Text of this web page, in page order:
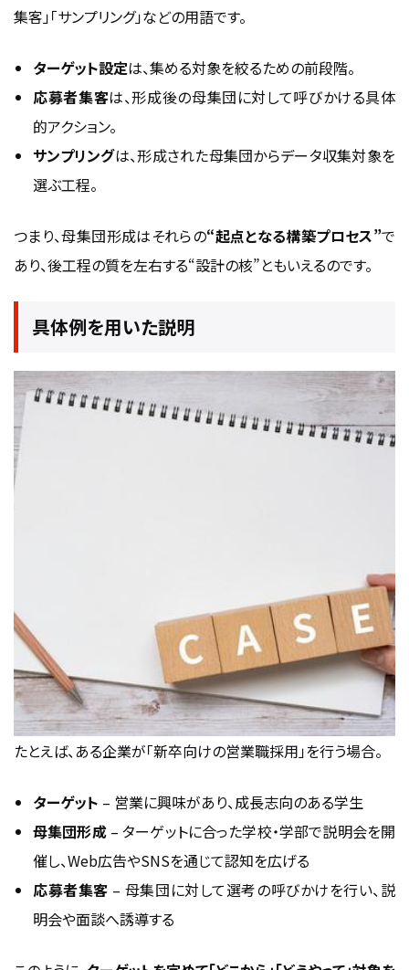
集客」「サンプリング」などの用語です。
ターゲット設定は、集める対象を絞るための前段階。
応募者集客は、形成後の母集団に対して呼びかける具体
的アクション。
サンプリングは、形成された母集団からデータ収集対象を
選ぶ工程。
つまり、母集団形成はそれらの“起点となる構築プロセス”で
あり、後工程の質を左右する“設計の核”ともいえるのです。
具体例を用いた説明
たとえば、ある企業が「新卒向けの営業職採用」を行う場合。
ターゲット – 営業に興味があり、成長志向のある学生
母集団形成– ターゲットに合った学校・学部で説明会を開
催し、Web広告やSNSを通じて認知を広げる
応募者集客 – 母集団に対して選考の呼びかけを行い、説
明会や面談へ誘導する